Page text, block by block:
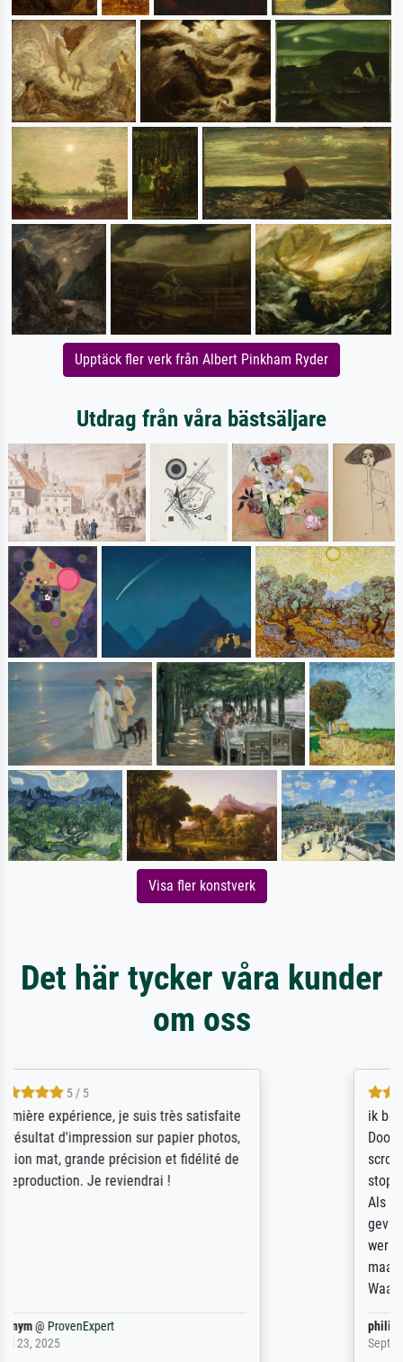
Upptäck fler verk från Albert Pinkham Ryder
Utdrag från våra bästsäljare
Visa fler konstverk
Det här tycker våra kunder
om oss
ik beoordeel Meisterdrucke zeer positief.
Door de 69505 beschikbare kunstenaars
scrollen is echter onbegonnen werk (na
stoppen begint het weer van voor af aan).
philip@